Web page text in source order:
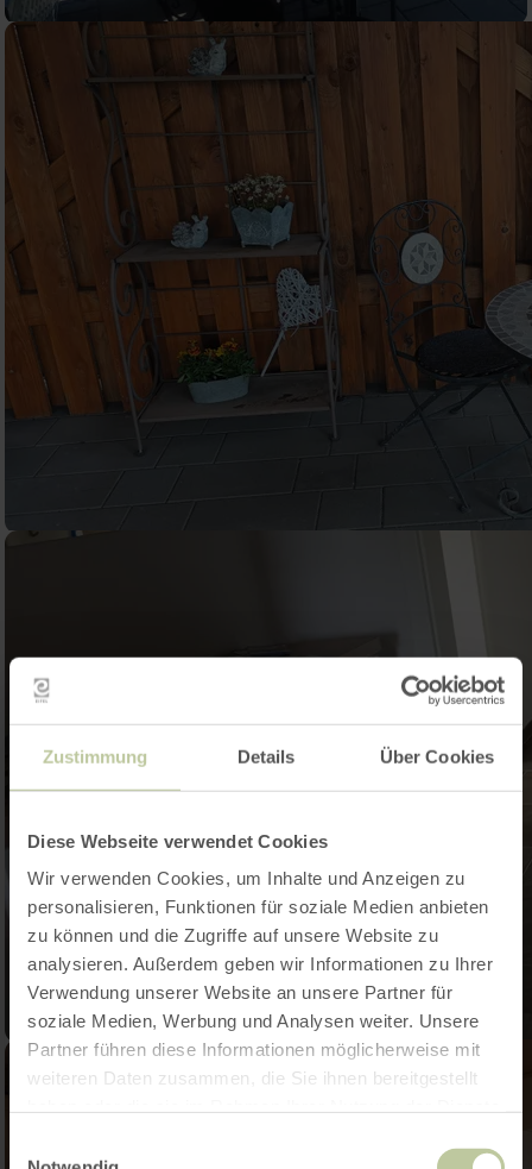
Zustimmung Details Über Cookies
Diese Webseite verwendet Cookies
Wir verwenden Cookies, um Inhalte und Anzeigen zu
personalisieren, Funktionen für soziale Medien anbieten
zu können und die Zugriffe auf unsere Website zu
analysieren. Außerdem geben wir Informationen zu Ihrer
Verwendung unserer Website an unsere Partner für
soziale Medien, Werbung und Analysen weiter. Unsere
Partner führen diese Informationen möglicherweise mit
weiteren Daten zusammen, die Sie ihnen bereitgestellt